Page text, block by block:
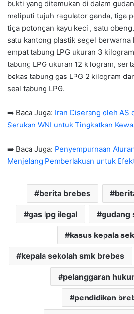
bukti yang ditemukan di dalam
meliputi tujuh regulator ganda, tiga
tiga potongan kayu kecil, satu
satu kantong plastik segel berwarna
empat tabung LPG ukuran 3
tabung LPG ukuran 12 kilogram,
bekas tabung gas LPG 2 kilogram
seal tabung LPG.
➡️ Baca Juga: Iran Diserang oleh AS
Serukan WNI untuk Tingkatkan
➡️ Baca Juga: Penyempurnaan
Menjelang Pemberlakuan untuk
berita brebes
gas lpg ilegal gudang
kasus kepala
kepala sekolah smk brebes
pelanggaran
pendidikan